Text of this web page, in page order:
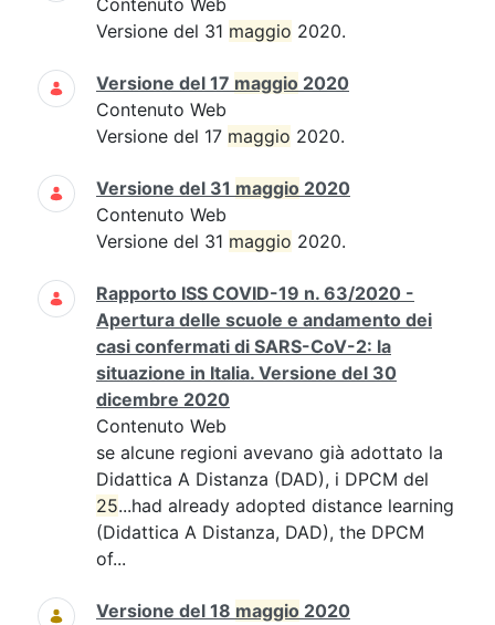
Contenuto Web
Versione del 31 maggio 2020.
Versione del 17 maggio 2020
Contenuto Web
Versione del 17 maggio 2020.
Versione del 31 maggio 2020
Contenuto Web
Versione del 31 maggio 2020.
Rapporto ISS COVID-19 n. 63/2020 -
Apertura delle scuole e andamento dei
casi confermati di SARS-CoV-2: la
situazione in Italia. Versione del 30
dicembre 2020
Contenuto Web
se alcune regioni avevano già adottato la
Didattica A Distanza (DAD), i DPCM del
25...had already adopted distance learning
(Didattica A Distanza, DAD), the DPCM
of...
Versione del 18 maggio 2020